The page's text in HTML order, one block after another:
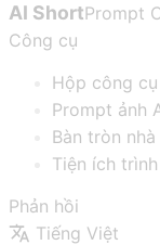
AI ShortPrompt
Công cụ
Hộp công cụ
Prompt ảnh
Bàn tròn
Tiện ích
Phản hồi
Tiếng Việt